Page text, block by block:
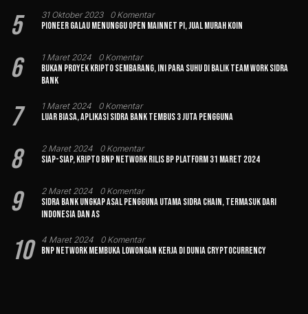
5 31 Oktober 2023 0 Komentar
Pioneer Galau Menunggu Open Mainnet Pi, Jual Murah Koin
6 1 Maret 2024 0 Komentar
Bukan Proyek Kripto Sembarang, Ini Para Suhu di Balik Team Work Sidra
Bank
7 1 Maret 2024 0 Komentar
Luar Biasa, Aplikasi Sidra Bank Tembus 3 Juta Pengguna
8 2 Maret 2024 0 Komentar
Siap-siap, Kripto BNP Network Rilis BP Platform 31 Maret 2024
9 2 Maret 2024 0 Komentar
Sidra Bank Ungkap Asal Pengguna Utama Sidra Chain, Termasuk dari
Indonesia dan AS
10 4 Maret 2024 0 Komentar
BNP Network Membuka Lowongan Kerja di Dunia Cryptocurrency